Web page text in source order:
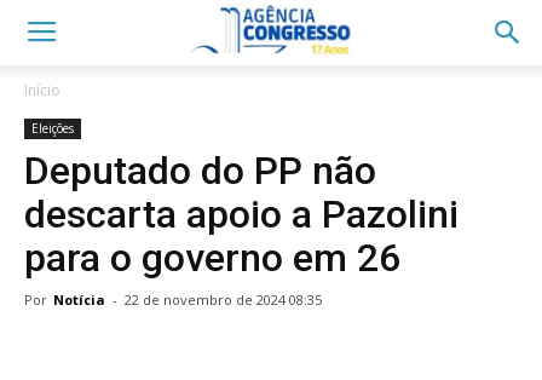
Início
Eleições
Deputado do PP não
descarta apoio a Pazolini
para o governo em 26
Por Notícia - 22 de novembro de 2024 08:35